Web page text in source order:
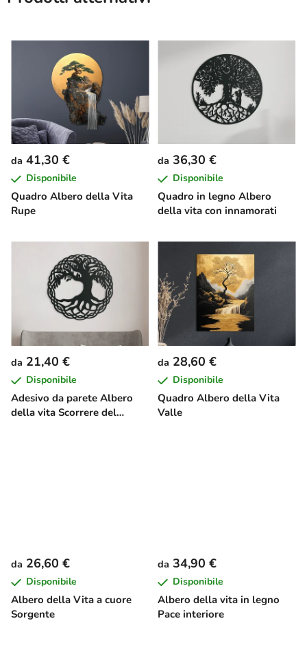
Quadro Albero della Vita
Rupe
da 41,30 €
Disponibile
Quadro in legno Albero
della vita con innamorati
da 36,30 €
Disponibile
Adesivo da parete Albero
della vita Scorrere del
da 21,40 €
Disponibile
Quadro Albero della Vita
Valle
da 28,60 €
Disponibile
Albero della Vita a cuore
Sorgente
da 26,60 €
Disponibile
Albero della vita in legno
Pace interiore
da 34,90 €
Disponibile